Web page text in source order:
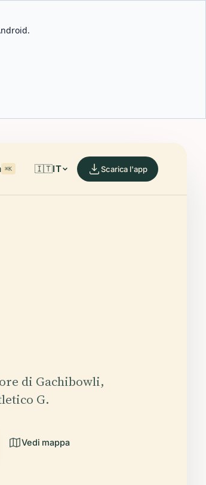
⌘K 🇮🇹IT Scarica l'app
di Gachibowli,
G.
Vedi mappa